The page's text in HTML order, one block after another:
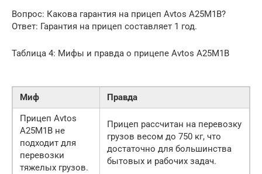
Вопрос: Какова гарантия на прицеп Avtos A25M1B?
Ответ: Гарантия на прицеп составляет 1 год.
Таблица 4: Мифы и правда о прицепе Avtos A25M1B
Миф
Правда
Прицеп Avtos
A25M1B не
подходит для
перевозки
тяжелых грузов.
Прицеп рассчитан на перевозку
грузов весом до 750 кг, что
достаточно для большинства
бытовых и рабочих задач.